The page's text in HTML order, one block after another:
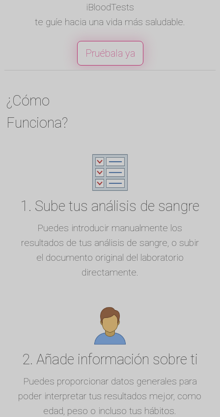
iBloodTests
te guíe hacia una vida más saludable.
Pruébala ya
¿Cómo
Funciona?
1. Sube tus análisis de sangre
Puedes introducir manualmente los
resultados de tus análisis de sangre, o subir
el documento original del laboratorio
directamente.
2. Añade información sobre ti
Puedes proporcionar datos generales para
poder interpretar tus resultados mejor, como
edad, peso o incluso tus hábitos.